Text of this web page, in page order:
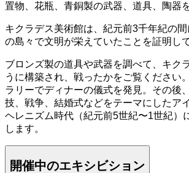
置物、花瓶、青銅製の武器、道具、陶器
キクラデス美術館は、紀元前3千年紀の
の島々で文明が栄えていたことを証明し
ブロンズ製の道具や武器を調べて、キク
うに構築され、戦ったかをご覧ください
ラリーでディナーの儀式を発見。その後
技、戦争、結婚式などをテーマにしたア
ヘレニズム時代（紀元前5世紀〜1世紀）
します。
開催中のエキシビション